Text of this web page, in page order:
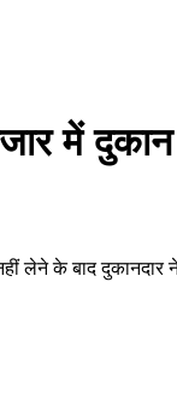
में दुकान
लेने के बाद